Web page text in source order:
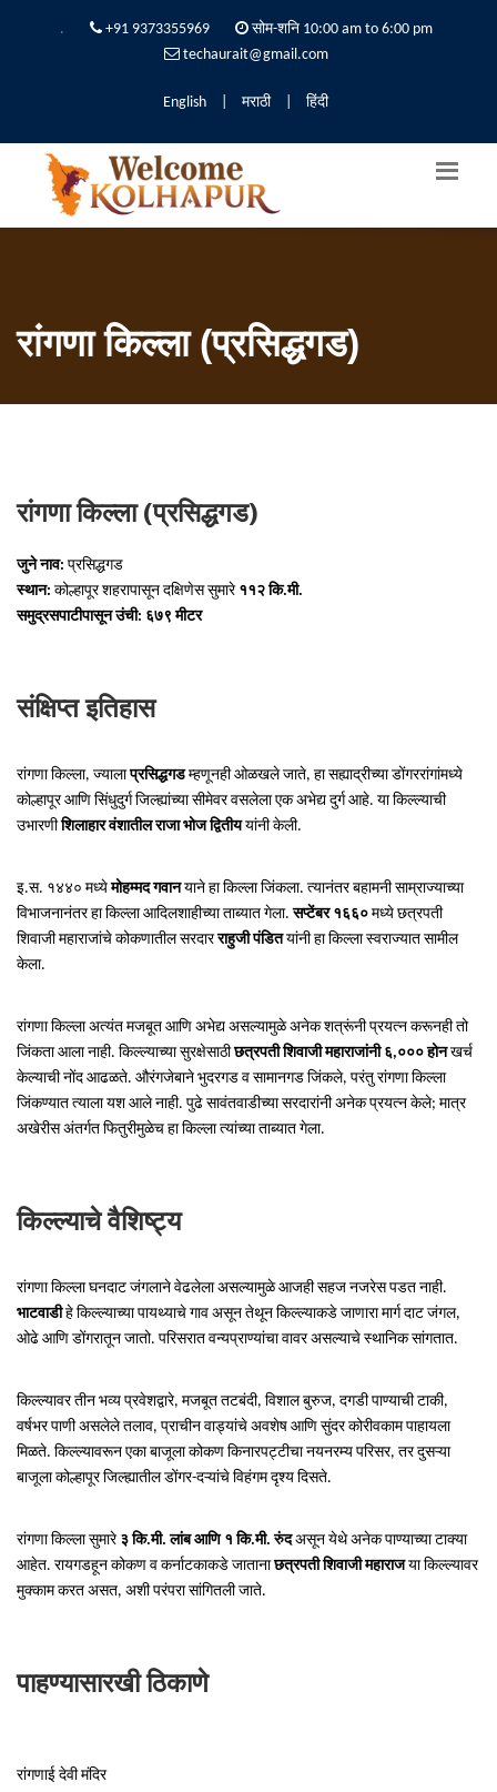
. +91 9373355969
सोम-शनि 10:00 am to 6:00 pm
techaurait@gmail.com
English मराठी हिंदी
रांगणा किल्ला (प्रसिद्धगड)
रांगणा किल्ला (प्रसिद्धगड)
जुने नाव: प्रसिद्धगड
स्थान: कोल्हापूर शहरापासून दक्षिणेस सुमारे ११२ कि.मी.
समुद्रसपाटीपासून उंची: ६७९ मीटर
संक्षिप्त इतिहास
रांगणा किल्ला, ज्यालाप्रसिद्धगडम्हणूनही ओळखले जाते, हा सह्याद्रीच्या डोंगररांगांमध्ये
कोल्हापूर आणि सिंधुदुर्ग जिल्ह्यांच्या सीमेवर वसलेला एक अभेद्य दुर्ग आहे. या किल्ल्याची
उभारणीशिलाहार वंशातील राजा भोज द्वितीययांनी केली.
इ.स. १४४० मध्येमोहम्मद गवानयाने हा किल्ला जिंकला. त्यानंतर बहामनी साम्राज्याच्या
विभाजनानंतर हा किल्ला आदिलशाहीच्या ताब्यात गेला.सप्टेंबर १६६० मध्ये छत्रपती
शिवाजी महाराजांचे कोकणातील सरदारराहुजी पंडितयांनी हा किल्ला स्वराज्यात सामील
केला.
रांगणा किल्ला अत्यंत मजबूत आणि अभेद्य असल्यामुळे अनेक शत्रूंनी प्रयत्न करूनही तो
जिंकता आला नाही. किल्ल्याच्या सुरक्षेसाठीछत्रपती शिवाजी महाराजांनी ६,००० होनखर्च
केल्याची नोंद आढळते. औरंगजेबाने भुदरगड व सामानगड जिंकले, परंतु रांगणा किल्ला
जिंकण्यात त्याला यश आले नाही. पुढे सावंतवाडीच्या सरदारांनी अनेक प्रयत्न केले; मात्र
अखेरीस अंतर्गत फितुरीमुळेच हा किल्ला त्यांच्या ताब्यात गेला.
किल्ल्याचे वैशिष्ट्य
रांगणा किल्ला घनदाट जंगलाने वेढलेला असल्यामुळे आजही सहज नजरेस पडत नाही.
भाटवाडीहे किल्ल्याच्या पायथ्याचे गाव असून तेथून किल्ल्याकडे जाणारा मार्ग दाट जंगल,
ओढे आणि डोंगरातून जातो. परिसरात वन्यप्राण्यांचा वावर असल्याचे स्थानिक सांगतात.
किल्ल्यावर तीन भव्य प्रवेशद्वारे, मजबूत तटबंदी, विशाल बुरुज, दगडी पाण्याची टाकी,
वर्षभर पाणी असलेले तलाव, प्राचीन वाड्यांचे अवशेष आणि सुंदर कोरीवकाम पाहायला
मिळते. किल्ल्यावरून एका बाजूला कोकण किनारपट्टीचा नयनरम्य परिसर, तर दुसऱ्या
बाजूला कोल्हापूर जिल्ह्यातील डोंगर-दऱ्यांचे विहंगम दृश्य दिसते.
रांगणा किल्ला सुमारे ३ कि.मी. लांब आणि १ कि.मी. रुंदअसून येथे अनेक पाण्याच्या टाक्या
आहेत. रायगडहून कोकण व कर्नाटकाकडे जातानाछत्रपती शिवाजी महाराजया किल्ल्यावर
मुक्काम करत असत, अशी परंपरा सांगितली जाते.
पाहण्यासारखी ठिकाणे
रांगणाई देवी मंदिर